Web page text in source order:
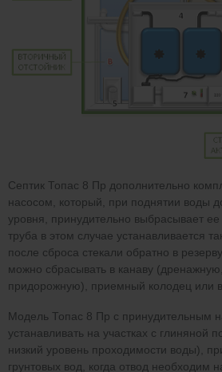
Септик Топас 8 Пр дополнительно
насосом, который, при поднятии воды
уровня, принудительно выбрасывает
труба в этом случае устанавливается
после сброса стекали обратно в
можно сбрасывать в канаву
придорожную), приемный колодец или в
Модель Топас 8 Пр с принудительным
устанавливать на участках с глиняной
низкий уровень проходимости воды),
грунтовых вод, когда отвод необходим